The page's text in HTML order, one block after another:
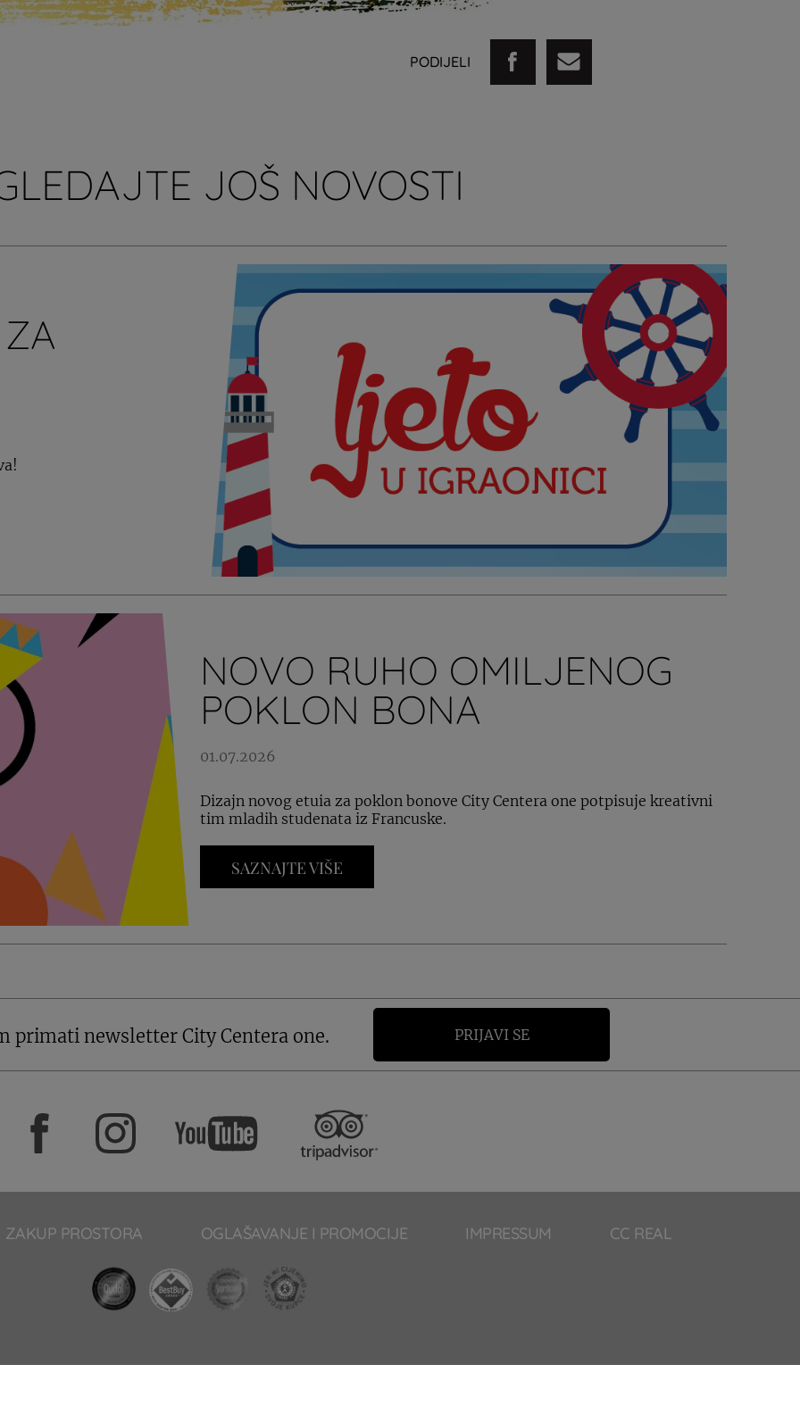
PODIJELI
JOŠ NOVOSTI
NOVO RUHO OMILJENOG
POKLON BONA
01.07.2026
Dizajn novog etuia za poklon bonove City Centera one potpisuje kreativni
tim mladih studenata iz Francuske.
SAZNAJTE VIŠE
primati newsletter City Centera one. PRIJAVI SE
ZAKUP PROSTORA OGLAŠAVANJE I PROMOCIJE IMPRESSUM CC REAL